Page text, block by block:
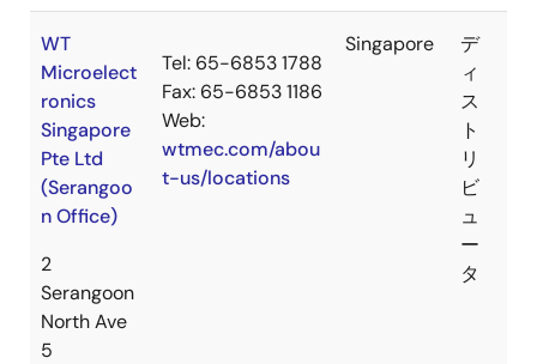
WT
Microelect
ronics
Singapore
Pte Ltd
(Serangoo
n Office)
2
Serangoon
North Ave
5
Tel: 65-6853 1788
Fax: 65-6853 1186
Web:
wtmec.com/abou
t-us/locations
Singapore
デ
ィ
ス
ト
リ
ビ
ュ
ー
タ